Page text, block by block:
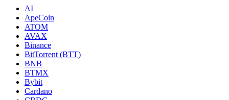
AI
ApeCoin
ATOM
AVAX
Binance
BitTorrent (BTT)
BNB
BTMX
Bybit
Cardano